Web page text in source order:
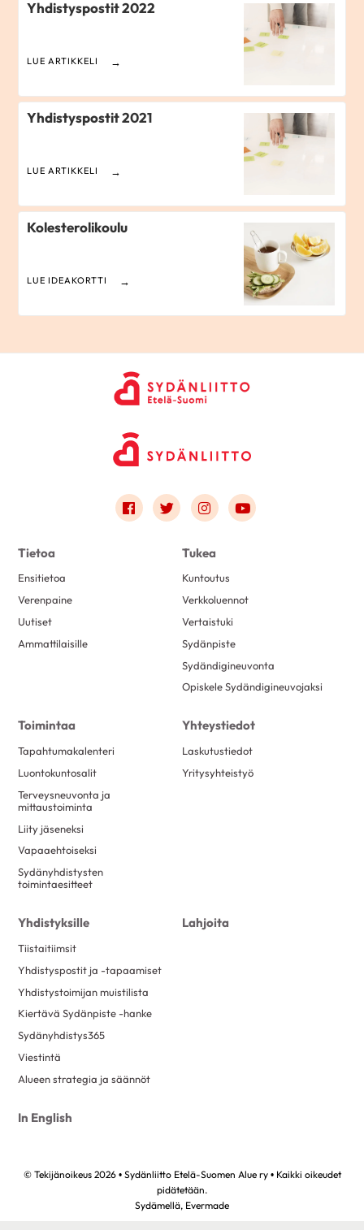
Yhdistyspostit 2022
LUE ARTIKKELI
Yhdistyspostit 2021
LUE ARTIKKELI
Kolesterolikoulu
LUE IDEAKORTTI
Link to facebook
Link to twitter
Link to instagram
Link to youtube
Tietoa
Ensitietoa
Verenpaine
Uutiset
Ammattilaisille
Tukea
Kuntoutus
Verkkoluennot
Vertaistuki
Sydänpiste
Sydändigineuvonta
Opiskele Sydändigineuvojaksi
Toimintaa
Tapahtumakalenteri
Luontokuntosalit
Terveysneuvonta ja
mittaustoiminta
Liity jäseneksi
Vapaaehtoiseksi
Sydänyhdistysten
toimintaesitteet
Yhteystiedot
Laskutustiedot
Yritysyhteistyö
Yhdistyksille
Tiistaitiimsit
Yhdistyspostit ja -tapaamiset
Yhdistystoimijan muistilista
Kiertävä Sydänpiste -hanke
Sydänyhdistys365
Viestintä
Alueen strategia ja säännöt
Lahjoita
In English
© Tekijänoikeus 2026 • Sydänliitto Etelä-Suomen Alue ry • Kaikki oikeudet
pidätetään.
Sydämellä, Evermade